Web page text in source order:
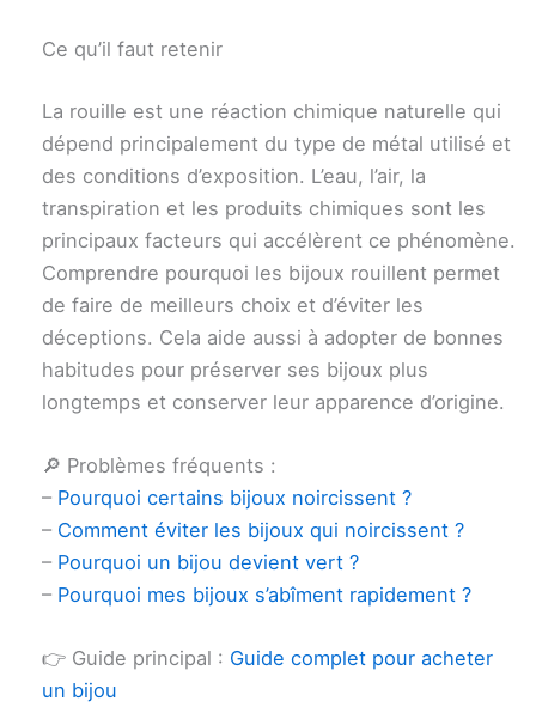
Ce qu’il faut retenir
La rouille est une réaction chimique naturelle qui
dépend principalement du type de métal utilisé et
des conditions d’exposition. L’eau, l’air, la
transpiration et les produits chimiques sont les
principaux facteurs qui accélèrent ce phénomène.
Comprendre pourquoi les bijoux rouillent permet
de faire de meilleurs choix et d’éviter les
déceptions. Cela aide aussi à adopter de bonnes
habitudes pour préserver ses bijoux plus
longtemps et conserver leur apparence d’origine.
🔎 Problèmes fréquents :
– Pourquoi certains bijoux noircissent ?
– Comment éviter les bijoux qui noircissent ?
– Pourquoi un bijou devient vert ?
– Pourquoi mes bijoux s’abîment rapidement ?
👉 Guide principal : Guide complet pour acheter
un bijou